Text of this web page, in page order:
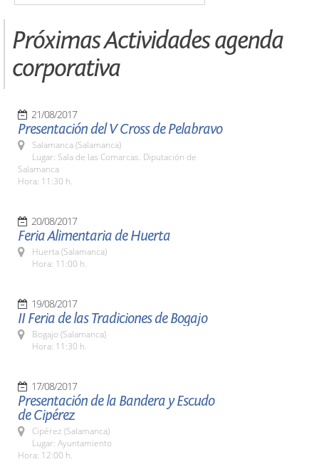
Próximas Actividades agenda
corporativa
21/08/2017
Presentación del V Cross de Pelabravo
Salamanca (Salamanca)
Lugar: Sala de las Comarcas. Diputación de
Salamanca
Hora: 11:30 h.
20/08/2017
Feria Alimentaria de Huerta
Huerta (Salamanca)
Hora: 11:00 h.
19/08/2017
II Feria de las Tradiciones de Bogajo
Bogajo (Salamanca)
Hora: 11:30 h.
17/08/2017
Presentación de la Bandera y Escudo
de Cipérez
Cipérez (Salamanca)
Lugar: Ayuntamiento
Hora: 12:00 h.